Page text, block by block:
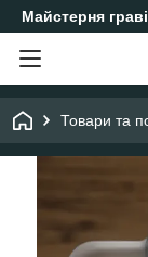
Майстерня
Товари та